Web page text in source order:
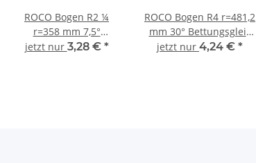
ROCO Bogen R2 ¼
r=358 mm 7,5°
Bettungsgleis RocoLine
jetzt nur 3,28 € *
ROCO Bogen R4 r=481,2
mm 30° Bettungsgleis
RocoLine 42524 Spur
jetzt nur 4,24 € *